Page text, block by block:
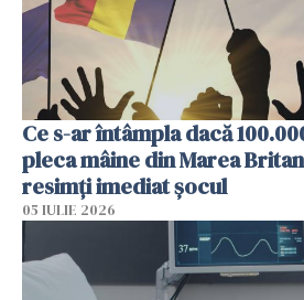
Ce s-ar întâmpla dacă
pleca mâine din Marea
resimți imediat șocul
05 IULIE 2026